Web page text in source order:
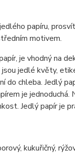
papíru,
motivem.
je vhodný na
jedlé květy,
do chleba. Jedlý
je
Jedlý papír je
kukuřičný,